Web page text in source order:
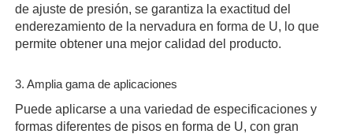
de ajuste de presión, se garantiza la exactitud del
enderezamiento de la nervadura en forma de U, lo que
permite obtener una mejor calidad del producto.
3. Amplia gama de aplicaciones
Puede aplicarse a una variedad de especificaciones y
formas diferentes de pisos en forma de U, con gran